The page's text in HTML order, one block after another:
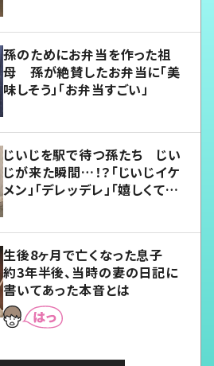
孫のためにお弁当を作った祖
母 孫が絶賛したお弁当に「美
味しそう」「お弁当すごい」
じいじを駅で待つ孫たち じい
じが来た瞬間…！？「じいじイケ
メン」「デレッデレ」「嬉しくて可
生後8ヶ月で亡くなった息子
約3年半後、当時の妻の日記に
書いてあった本音とは